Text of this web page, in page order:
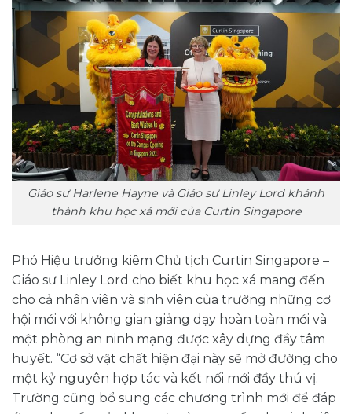
Giáo sư Harlene Hayne và Giáo sư Linley Lord khánh
thành khu học xá mới của Curtin Singapore
Phó Hiệu trưởng kiêm Chủ tịch Curtin Singapore –
Giáo sư Linley Lord cho biết khu học xá mang đến
cho cả nhân viên và sinh viên của trường những cơ
hội mới với không gian giảng dạy hoàn toàn mới và
một phòng an ninh mạng được xây dựng đầy tâm
huyết. “Cơ sở vật chất hiện đại này sẽ mở đường cho
một kỷ nguyên hợp tác và kết nối mới đầy thú vị.
Trường cũng bổ sung các chương trình mới để đáp